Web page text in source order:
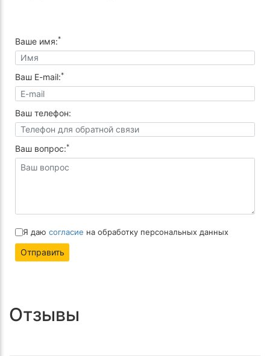
Ваше имя:*
Ваш E-mail:*
Ваш телефон:
Ваш вопрос:*
Я даю согласие на обработку персональных данных
Отправить
Отзывы